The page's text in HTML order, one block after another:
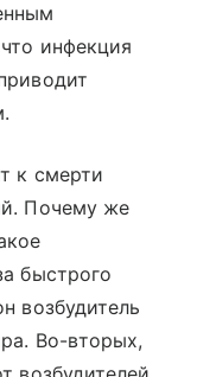
инфекция
к смерти
Почему же
быстрого
возбудитель
Во-вторых,